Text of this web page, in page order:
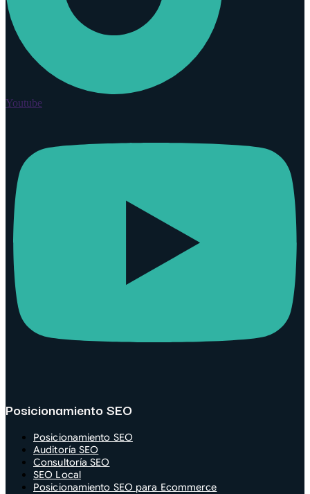
Youtube
Posicionamiento SEO
Posicionamiento SEO
Auditoría SEO
Consultoría SEO
SEO Local
Posicionamiento SEO para Ecommerce